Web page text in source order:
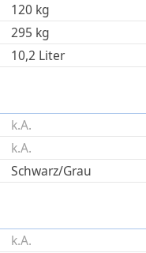
120 kg
295 kg
10,2 Liter
k.A.
k.A.
Schwarz/Grau
k.A.